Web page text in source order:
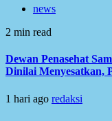
news
2 min read
Dewan Penasehat
Dinilai Menyesatkan,
1 hari ago redaksi